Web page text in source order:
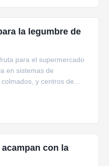
la legumbre de
para el supermercado
en sistemas de
y centros de
con la